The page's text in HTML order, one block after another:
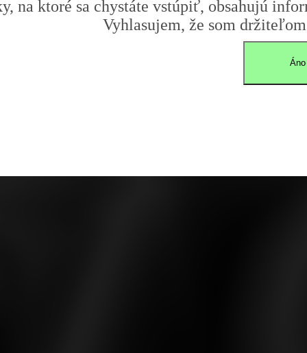
na ktoré sa chystáte vstúpiť, obsahujú
Vyhlasujem, že som
Áno